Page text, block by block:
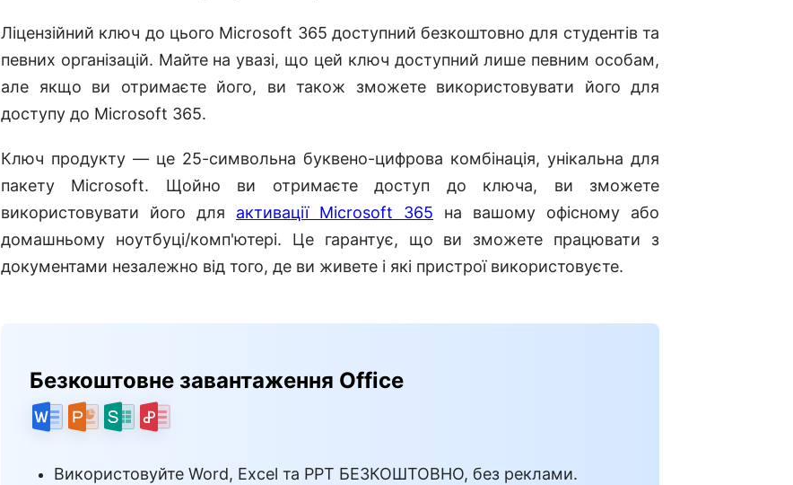
Ліцензійний ключ до цього Microsoft 365 доступний безкоштовно для студентів та
певних організацій. Майте на увазі, що цей ключ доступний лише певним особам,
але якщо ви отримаєте його, ви також зможете використовувати його для
доступу до Microsoft 365.
Ключ продукту — це 25-символьна буквено-цифрова комбінація, унікальна для
пакету Microsoft. Щойно ви отримаєте доступ до ключа, ви зможете
використовувати його для активації Microsoft 365 на вашому офісному або
домашньому ноутбуці/комп'ютері. Це гарантує, що ви зможете працювати з
документами незалежно від того, де ви живете і які пристрої використовуєте.
Безкоштовне завантаження Office
Використовуйте Word, Excel та PPT БЕЗКОШТОВНО, без реклами.